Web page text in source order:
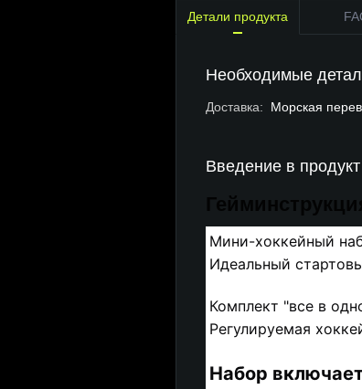
Детали продукта
Необходимые
Доставка: Морская
Введение в продукт
Мини-хоккейный
Идеальный
Комплект "все в
Регулируемая
Набор